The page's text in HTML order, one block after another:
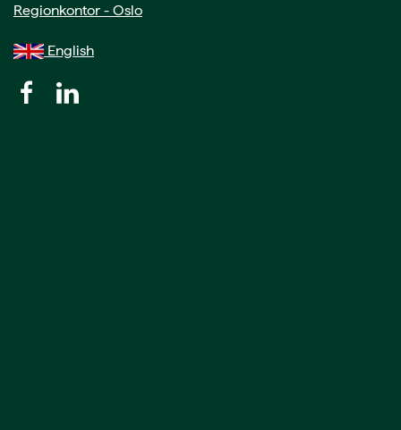
Regionkontor - Oslo
English